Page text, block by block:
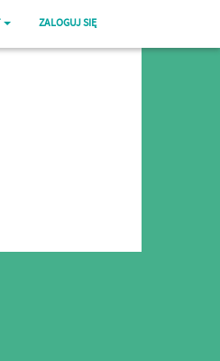
ZALOGUJ SIĘ